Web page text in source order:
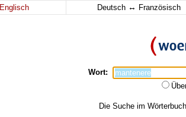
Englisch Deutsch ↔ Französisch
Wort:
Die Suche im